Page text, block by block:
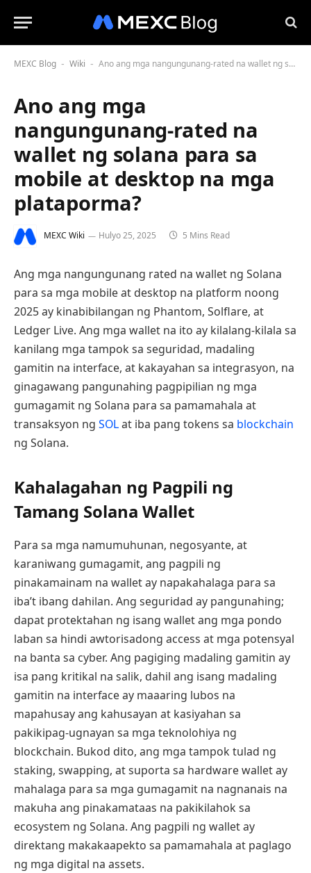
MEXC Blog - Wiki - Ano ang mga nangungunang-rated na wallet ng solana para sa mobile at desktop na mga plataporma?
Ano ang mga
nangungunang-rated na
wallet ng solana para sa
mobile at desktop na mga
plataporma?
MEXC Wiki Hulyo 25, 2025 5 Mins Read
Ang mga nangungunang rated na wallet ng Solana
para sa mga mobile at desktop na platform noong
2025 ay kinabibilangan ng Phantom, Solflare, at
Ledger Live. Ang mga wallet na ito ay kilalang-kilala sa
kanilang mga tampok sa seguridad, madaling
gamitin na interface, at kakayahan sa integrasyon, na
ginagawang pangunahing pagpipilian ng mga
gumagamit ng Solana para sa pamamahala at
transaksyon ng SOLat iba pang tokens sa blockchain
ng Solana.
Kahalagahan ng Pagpili ng
Tamang Solana Wallet
Para sa mga namumuhunan, negosyante, at
karaniwang gumagamit, ang pagpili ng
pinakamainam na wallet ay napakahalaga para sa
iba’t ibang dahilan. Ang seguridad ay pangunahing;
dapat protektahan ng isang wallet ang mga pondo
laban sa hindi awtorisadong access at mga potensyal
na banta sa cyber. Ang pagiging madaling gamitin ay
isa pang kritikal na salik, dahil ang isang madaling
gamitin na interface ay maaaring lubos na
mapahusay ang kahusayan at kasiyahan sa
pakikipag-ugnayan sa mga teknolohiya ng
blockchain. Bukod dito, ang mga tampok tulad ng
staking, swapping, at suporta sa hardware wallet ay
mahalaga para sa mga gumagamit na nagnanais na
makuha ang pinakamataas na pakikilahok sa
ecosystem ng Solana. Ang pagpili ng wallet ay
direktang makakaapekto sa pamamahala at paglago
ng mga digital na assets.